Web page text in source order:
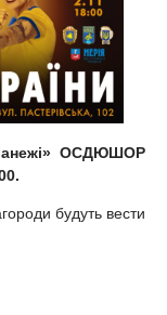
ОСДЮШОР
будуть вести